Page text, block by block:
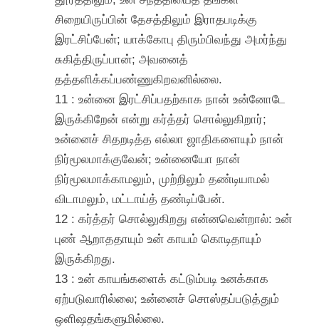
சிறையிருப்பின் தேசத்திலும் இராதபடிக்கு
இரட்சிப்பேன்; யாக்கோபு திரும்பிவந்து அமர்ந்து
சுகித்திருப்பான்; அவனைத்
தத்தளிக்கப்பண்ணுகிறவனில்லை.
11 : உன்னை இரட்சிப்பதற்காக நான் உன்னோடே
இருக்கிறேன் என்று கர்த்தர் சொல்லுகிறார்;
உன்னைச் சிதறடித்த எல்லா ஜாதிகளையும் நான்
நிர்மூலமாக்குவேன்; உன்னையோ நான்
நிர்மூலமாக்காமலும், முற்றிலும் தண்டியாமல்
விடாமலும், மட்டாய்த் தண்டிப்பேன்.
12 : கர்த்தர் சொல்லுகிறது என்னவென்றால்: உன்
புண் ஆறாததாயும் உன் காயம் கொடிதாயும்
இருக்கிறது.
13 : உன் காயங்களைக் கட்டும்படி உனக்காக
ஏற்படுவாரில்லை; உன்னைச் சொஸ்தப்படுத்தும்
ஒளிஷதங்களுமில்லை.